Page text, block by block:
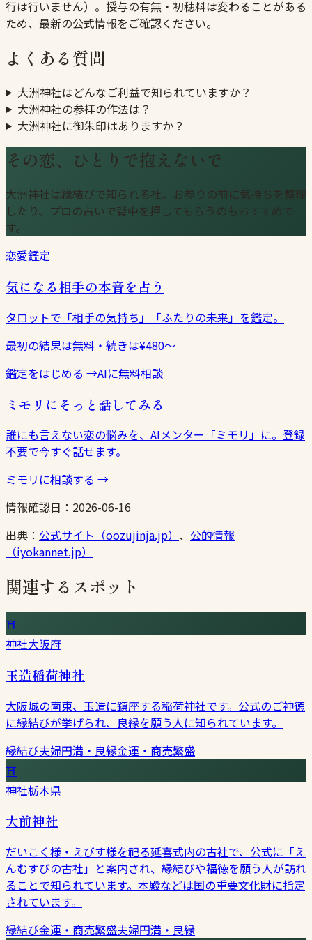
行は行いません）。授与の有無・初穂料は変わることがある
ため、最新の公式情報をご確認ください。
よくある質問
大洲神社はどんなご利益で知られていますか？
大洲神社の参拝の作法は？
大洲神社に御朱印はありますか？
その恋、ひとりで抱えないで
大洲神社は縁結びで知られる社。お参りの前に気持ちを整理
したり、プロの占いで背中を押してもらうのもおすすめで
す。
恋愛鑑定
気になる相手の本音を占う
タロットで「相手の気持ち」「ふたりの未来」を鑑定。
最初の結果は無料・続きは¥480〜
鑑定をはじめる →AIに無料相談
ミモリにそっと話してみる
誰にも言えない恋の悩みを、AIメンター「ミモリ」に。登録
不要で今すぐ話せます。
ミモリに相談する →
情報確認日： 2026-06-16
出典： 公式サイト（oozujinja.jp） 、 公的情報
（iyokannet.jp）
関連するスポット
⛩
神社大阪府
玉造稲荷神社
大阪城の南東、玉造に鎮座する稲荷神社です。公式のご神徳
に縁結びが挙げられ、良縁を願う人に知られています。
縁結び夫婦円満・良縁金運・商売繁盛
⛩
神社栃木県
大前神社
だいこく様・えびす様を祀る延喜式内の古社で、公式に「え
んむすびの古社」と案内され、縁結びや福徳を願う人が訪れ
ることで知られています。本殿などは国の重要文化財に指定
されています。
縁結び金運・商売繁盛夫婦円満・良縁